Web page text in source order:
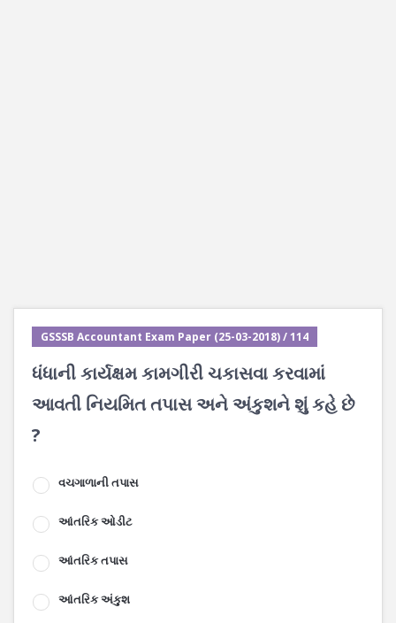
GSSSB Accountant Exam Paper (25-03-2018) / 114
ધંધાની કાર્યક્ષમ કામગીરી ચકાસવા કરવામાં
આવતી નિયમિત તપાસ અને અંકુશને શું કહે છે
?
વચગાળાની તપાસ
આંતરિક ઓડીટ
આંતરિક તપાસ
આંતરિક અંકુશ